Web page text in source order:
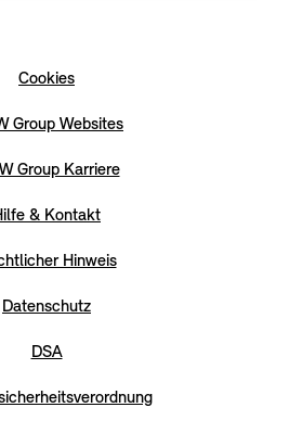
Cookies
Group Websites
Group Karriere
& Kontakt
Hinweis
Datenschutz
DSA